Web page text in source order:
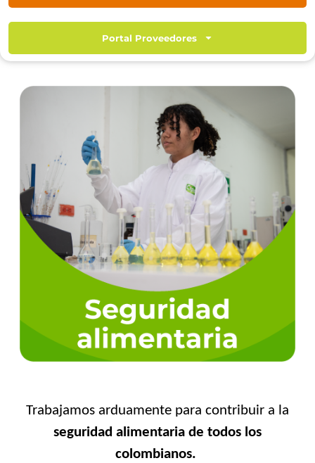
Portal Proveedores
Trabajamos arduamente para contribuir a la
seguridad alimentaria de todos los
colombianos.